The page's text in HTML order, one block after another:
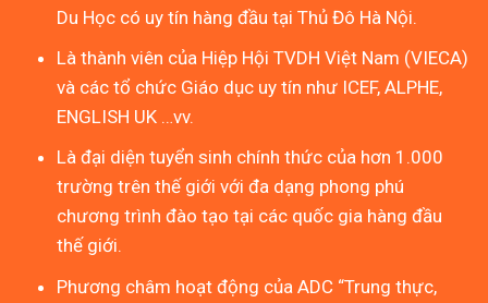
Du Học có uy tín hàng đầu tại Thủ Đô Hà Nội.
Là thành viên của Hiệp Hội TVDH Việt Nam (VIECA)
và các tổ chức Giáo dục uy tín như ICEF, ALPHE,
ENGLISH UK …vv.
Là đại diện tuyển sinh chính thức của hơn 1.000
trường trên thế giới với đa dạng phong phú
chương trình đào tạo tại các quốc gia hàng đầu
thế giới.
Phương châm hoạt động của ADC “Trung thực,